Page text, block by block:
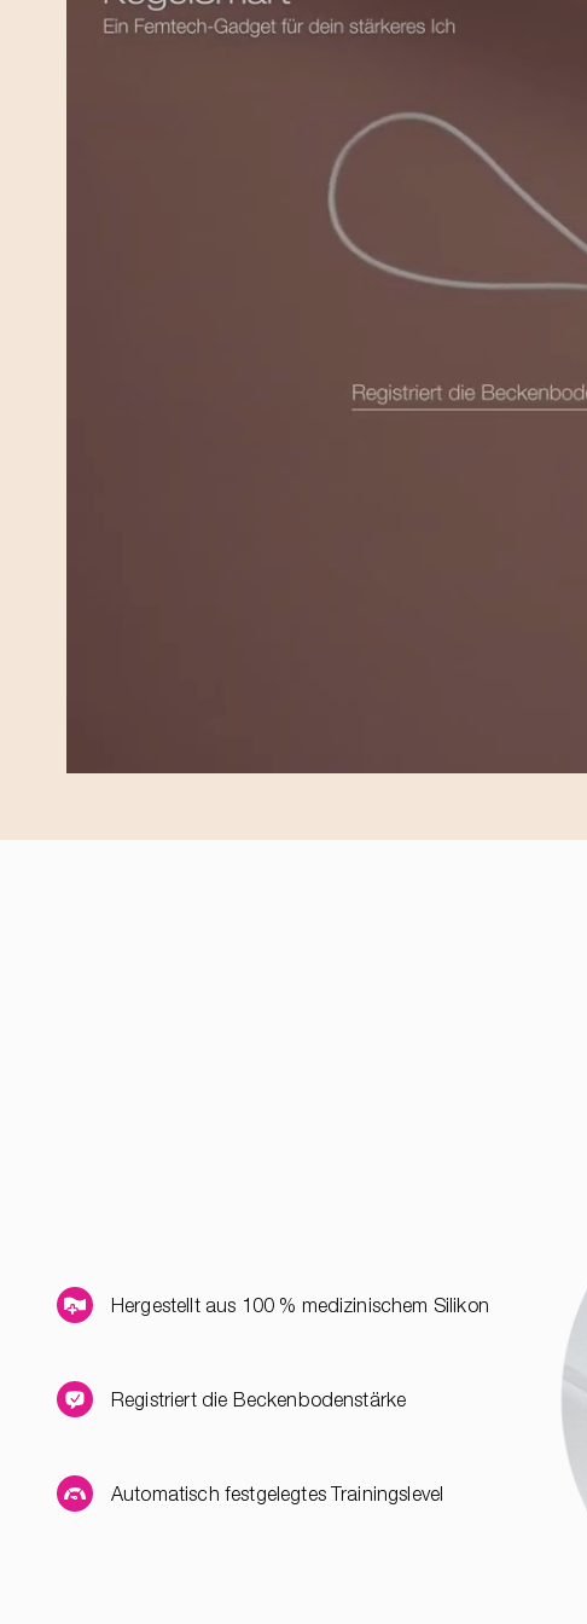
Hergestellt aus 100 % medizinischem Silikon
Registriert die Beckenbodenstärke
Automatisch festgelegtes Trainingslevel